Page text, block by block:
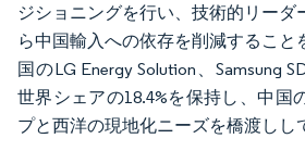
ジショニングを行い、技術的リーダ
ら中国輸入への依存を削減すること
国のLG Energy Solution、Samsung
世界シェアの18.4%を保持し、中国
プと西洋の現地化ニーズを橋渡しし